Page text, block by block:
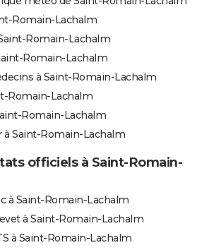
Romain-Lachalm
Romain-Lachalm
Romain-Lachalm
à Saint-Romain-Lachalm
Romain-Lachalm
Romain-Lachalm
Saint-Romain-Lachalm
officiels à Saint-Romain-
à Saint-Romain-Lachalm
à Saint-Romain-Lachalm
à Saint-Romain-Lachalm